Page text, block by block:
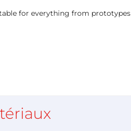
for everything from prototypes